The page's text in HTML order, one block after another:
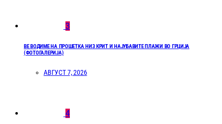
3
ВЕ ВОДИМЕ НА ПРОШЕТКА НИЗ КРИТ И НАЈУБАВИТЕ ПЛАЖИ ВО ГРЦИЈА
(ФОТОГАЛЕРИЈА)
АВГУСТ 7, 2026
4